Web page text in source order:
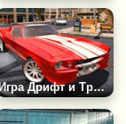
Игра Дрифт и Трюки в Городе